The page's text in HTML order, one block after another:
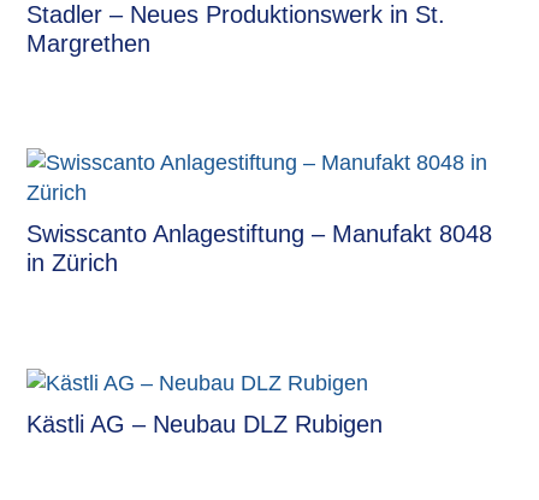
Stadler – Neues Produktionswerk in St.
Margrethen
Swisscanto Anlagestiftung – Manufakt 8048
in Zürich
Kästli AG – Neubau DLZ Rubigen